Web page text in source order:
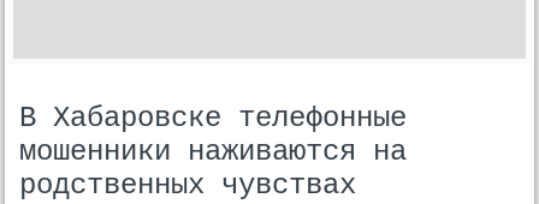
В Хабаровске телефонные
мошенники наживаются на
родственных чувствах